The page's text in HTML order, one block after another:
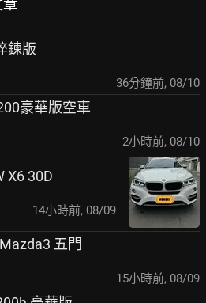
章
鍊版
36分鐘前, 08/10
豪華版空車
2小時前, 08/10
X6 30D
14小時前, 08/09
五門
15小時前, 08/09